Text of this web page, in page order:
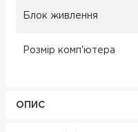
Блок живлення
Розмір комп'ютера
ОПИС